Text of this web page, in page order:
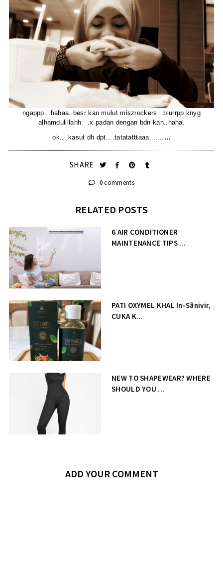
ngappp...hahaa..besr kan mulut miszrockers...blurrpp knyg
alhamdulillahh. .x padan dengan bdn kan..haha.
ok....kasut dh dpt....tatatatttaaa....... ...
SHARE
0 comments
RELATED POSTS
6 AIR CONDITIONER
MAINTENANCE TIPS ...
PATI OXYMEL KHAL In-Sãnivir,
CUKA K...
NEW TO SHAPEWEAR? WHERE
SHOULD YOU ...
ADD YOUR COMMENT